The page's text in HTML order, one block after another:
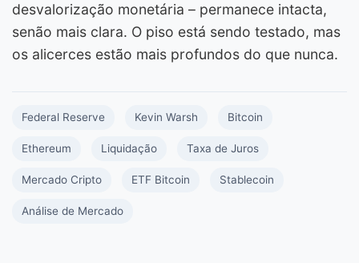
desvalorização monetária – permanece intacta,
senão mais clara. O piso está sendo testado, mas
os alicerces estão mais profundos do que nunca.
Federal Reserve Kevin Warsh Bitcoin
Ethereum Liquidação Taxa de Juros
Mercado Cripto ETF Bitcoin Stablecoin
Análise de Mercado